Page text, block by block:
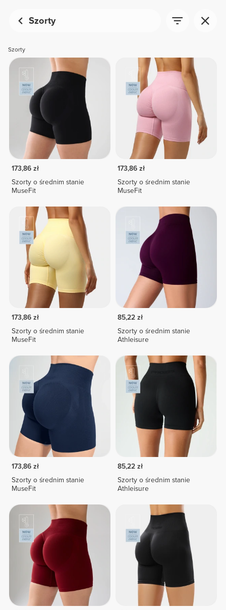
Szorty
Szorty
173,86 zł
Szorty o średnim stanie
MuseFit
173,86 zł
Szorty o średnim stanie
MuseFit
173,86 zł
Szorty o średnim stanie
MuseFit
85,22 zł
Szorty o średnim stanie
Athleisure
173,86 zł
Szorty o średnim stanie
MuseFit
85,22 zł
Szorty o średnim stanie
Athleisure